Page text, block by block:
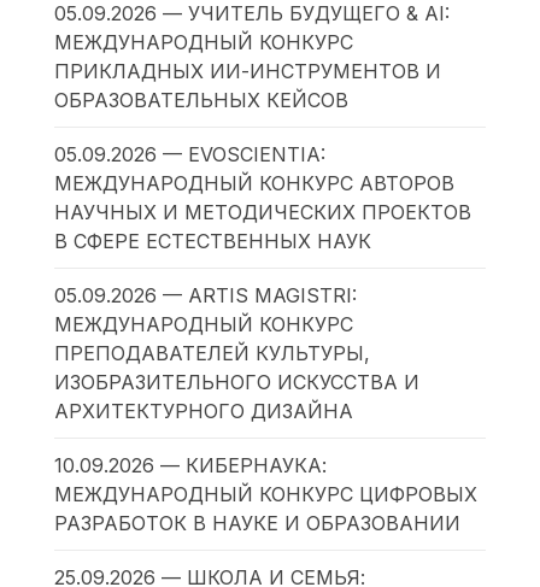
05.09.2026 — УЧИТЕЛЬ БУДУЩЕГО & AI:
МЕЖДУНАРОДНЫЙ КОНКУРС
ПРИКЛАДНЫХ ИИ-ИНСТРУМЕНТОВ И
ОБРАЗОВАТЕЛЬНЫХ КЕЙСОВ
05.09.2026 — EVOSCIENTIA:
МЕЖДУНАРОДНЫЙ КОНКУРС АВТОРОВ
НАУЧНЫХ И МЕТОДИЧЕСКИХ ПРОЕКТОВ
В СФЕРЕ ЕСТЕСТВЕННЫХ НАУК
05.09.2026 — ARTIS MAGISTRI:
МЕЖДУНАРОДНЫЙ КОНКУРС
ПРЕПОДАВАТЕЛЕЙ КУЛЬТУРЫ,
ИЗОБРАЗИТЕЛЬНОГО ИСКУССТВА И
АРХИТЕКТУРНОГО ДИЗАЙНА
10.09.2026 — КИБЕРНАУКА:
МЕЖДУНАРОДНЫЙ КОНКУРС ЦИФРОВЫХ
РАЗРАБОТОК В НАУКЕ И ОБРАЗОВАНИИ
25.09.2026 — ШКОЛА И СЕМЬЯ: